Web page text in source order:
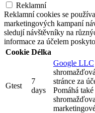
Reklamní
Reklamní cookies se
marketingových kampaní
sledují návštěvníky na
informace za účelem
Cookie Délka
Gtest
7
days
Google LLC
stránce za
Pomáhá